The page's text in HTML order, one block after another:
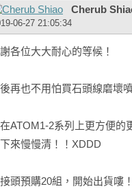
Cherub
06-27 21:05:34
各位大大耐心的等候！
再也不用怕買石頭線磨壞
ATOM1-2系列上更方便的
來慢慢清！！XDDD
頭預購20組，開始出貨嘍！